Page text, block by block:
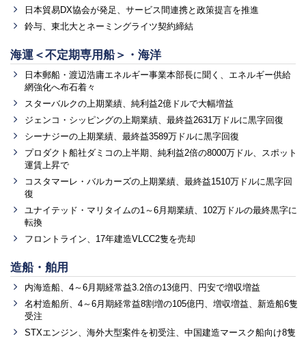
日本貿易DX協会が発足、サービス間連携と政策提言を推進
鈴与、東北大とネーミングライツ契約締結
海運＜不定期専用船＞・海洋
日本郵船・渡辺浩庸エネルギー事業本部長に聞く、エネルギー供給
網強化へ布石着々
スターバルクの上期業績、純利益2億ドルで大幅増益
ジェンコ・シッピングの上期業績、最終益2631万ドルに黒字回復
シーナジーの上期業績、最終益3589万ドルに黒字回復
プロダクト船社ダミコの上半期、純利益2倍の8000万ドル、スポット
運賃上昇で
コスタマーレ・バルカーズの上期業績、最終益1510万ドルに黒字回
復
ユナイテッド・マリタイムの1～6月期業績、102万ドルの最終黒字に
転換
フロントライン、17年建造VLCC2隻を売却
造船・舶用
内海造船、4～6月期経常益3.2倍の13億円、円安で増収増益
名村造船所、4～6月期経常益8割増の105億円、増収増益、新造船6隻
受注
STXエンジン、海外大型案件を初受注、中国建造マースク船向け8隻